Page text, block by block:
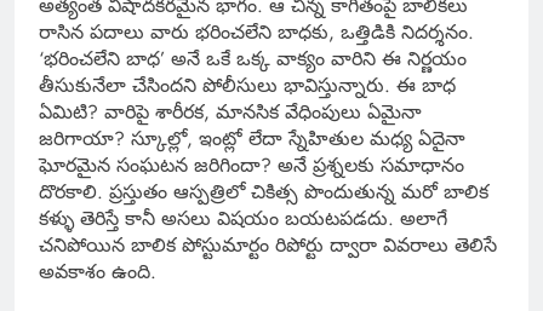
రాసిన పదాలు వారు భరించలేని బాధకు, ఒత్తిడికి నిదర్శనం.
‘భరించలేని బాధ’ అనే ఒకే ఒక్క వాక్యం వారిని ఈ నిర్ణయం
తీసుకునేలా చేసిందని పోలీసులు భావిస్తున్నారు. ఈ బాధ
ఏమిటి? వారిపై శారీరక, మానసిక వేధింపులు ఏమైనా
జరిగాయా? స్కూల్లో, ఇంట్లో లేదా స్నేహితుల మధ్య ఏదైనా
ఘోరమైన సంఘటన జరిగిందా? అనే ప్రశ్నలకు సమాధానం
దొరకాలి. ప్రస్తుతం ఆస్పత్రిలో చికిత్స పొందుతున్న మరో బాలిక
కళ్ళు తెరిస్తే కానీ అసలు విషయం బయటపడదు. అలాగే
చనిపోయిన బాలిక పోస్టుమార్టం రిపోర్టు ద్వారా వివరాలు తెలిసే
అవకాశం ఉంది.